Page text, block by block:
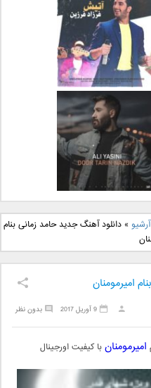
دانلود آهنگ جدید علی
لهراسبی بنام صورت
دانلود آهنگ جدید فرزاد
فرزین بنام آتیش
دانلود آهنگ جدید علی
یاسینی بنام دورترین نزدیک
آرشیو »دانلود آهنگ جدید حامد زمانی بنام
امیرمومنان
بدون نظر 9 آوریل 2017
امیرمومنانبا کیفیت اورجینال